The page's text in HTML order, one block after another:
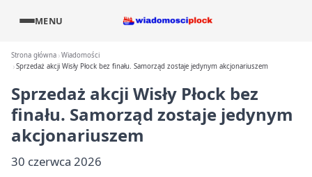
MENU
Strona główna Wiadomości
Sprzedaż akcji Wisły Płock bez finału. Samorząd zostaje jedynym akcjonariuszem
Sprzedaż akcji Wisły Płock bez
finału. Samorząd zostaje jedynym
akcjonariuszem
30 czerwca 2026